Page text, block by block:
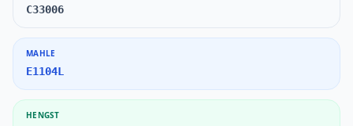
C33006
MAHLE
E1104L
HENGST